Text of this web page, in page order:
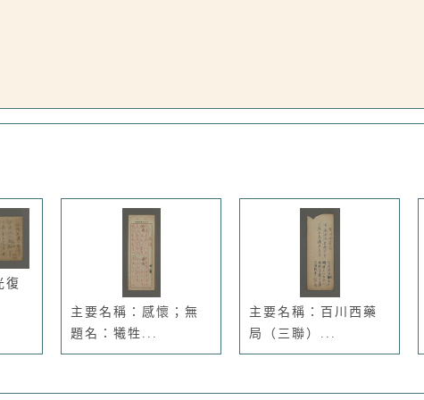
復
主要名稱：感懷；無
題名：犧牲...
主要名稱：百川西藥
局（三聯）...